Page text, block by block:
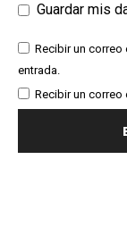
Guardar mis
Recibir un
entrada.
Recibir un correo